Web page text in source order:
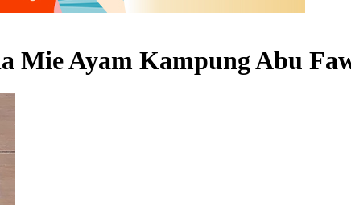
Mie Ayam Kampung Abu